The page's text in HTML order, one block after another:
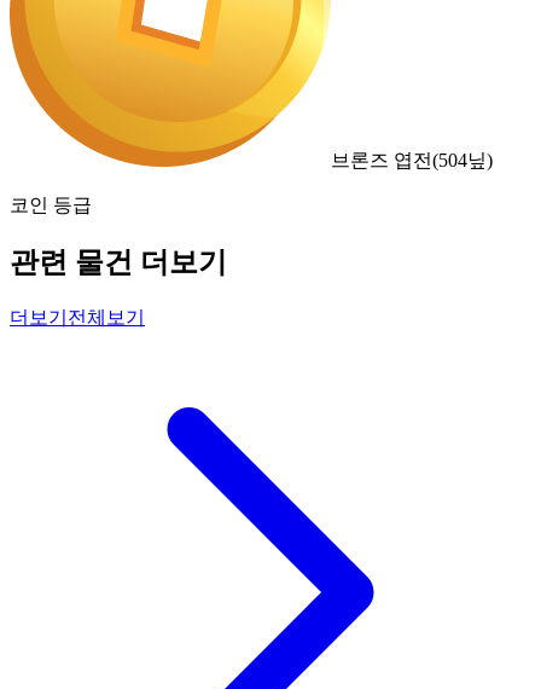
브론즈 엽전(504닢)
코인 등급
관련 물건 더보기
더보기 전체보기